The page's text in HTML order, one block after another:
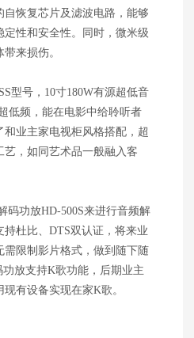
恢复芯片及滤波电路，能够
性和安全性。同时，微米级
来损伤。
号，10寸180W有源超低音
低频，能在电影中给聆听者
业主家电视柜风格搭配，超
，如同艺术品一般融入客
功放HD-500S来进行音频解
杜比、DTS双认证，将来业
需限制影片格式，做到随下随
放支持K歌功能，后期业主
有设备实现在家K歌。